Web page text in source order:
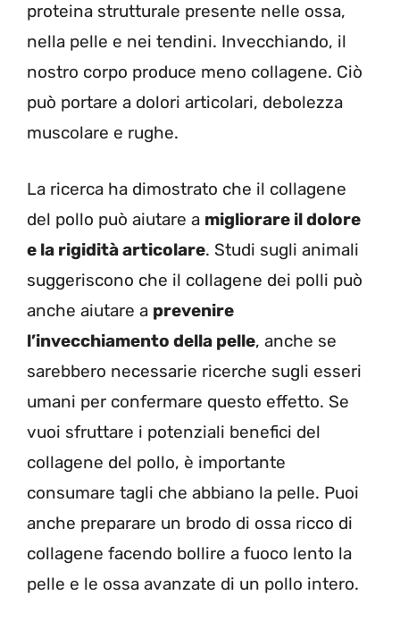
proteina strutturale presente nelle ossa,
nella pelle e nei tendini. Invecchiando, il
nostro corpo produce meno collagene. Ciò
può portare a dolori articolari, debolezza
muscolare e rughe.
La ricerca ha dimostrato che il collagene
del pollo può aiutare a migliorare il dolore
e la rigidità articolare. Studi sugli animali
suggeriscono che il collagene dei polli può
anche aiutare a prevenire
l’invecchiamento della pelle, anche se
sarebbero necessarie ricerche sugli esseri
umani per confermare questo effetto. Se
vuoi sfruttare i potenziali benefici del
collagene del pollo, è importante
consumare tagli che abbiano la pelle. Puoi
anche preparare un brodo di ossa ricco di
collagene facendo bollire a fuoco lento la
pelle e le ossa avanzate di un pollo intero.